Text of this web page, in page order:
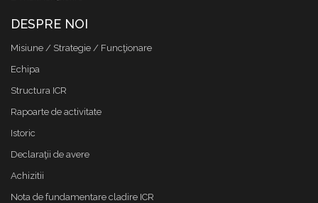
DESPRE NOI
Misiune / Strategie / Funcţionare
Echipa
Structura ICR
Rapoarte de activitate
Istoric
Declaraţii de avere
Achizitii
Nota de fundamentare cladire ICR